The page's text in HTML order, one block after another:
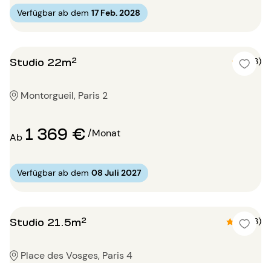
Verfügbar ab dem 17 Feb. 2028
Studio 22m² 5 (3)
Montorgueil, Paris 2
Ab 1 369 €/Monat
Verfügbar ab dem 08 Juli 2027
Studio 21.5m² 4.7 (3)
Place des Vosges, Paris 4